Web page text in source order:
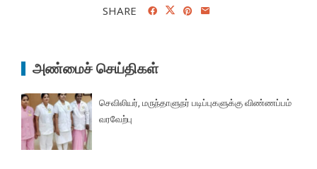
SHARE
அண்மைச் செய்திகள்
செவிலியர், மருந்தாளுநர் படிப்புகளுக்கு விண்ணப்பம்
வரவேற்பு